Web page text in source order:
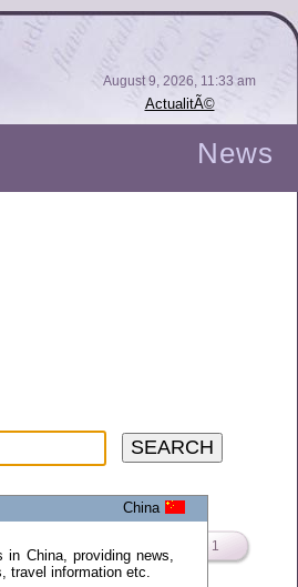
August 9, 2026, 11:33 am
ActualitÃ©
News
China
China, providing news,
travel information etc.
1